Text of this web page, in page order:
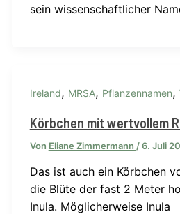
sein wissenschaftlicher
Ireland, MRSA, Pflanzennamen,
Körbchen mit wertvollem
Von Eliane Zimmermann /6. Juli
Das ist auch ein Körbchen
die Blüte der fast 2 Meter
Inula. Möglicherweise Inula